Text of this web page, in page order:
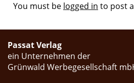
You must be logged in to post
Passat Verlag
ein Unternehmen der
Grünwald Werbegesellschaft